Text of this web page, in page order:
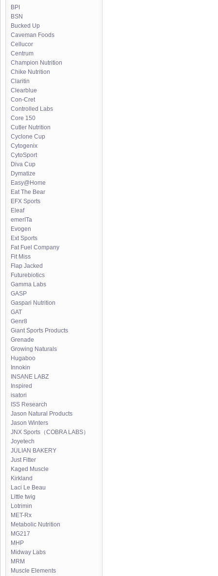
BPI
BSN
Bucked Up
Caveman Foods
Cellucor
Centrum
Champion Nutrition
Chike Nutrition
Claritin
Clearblue
Con-Cret
Controlled Labs
Core 150
Cutler Nutrition
Cyclone Cup
Cytogenix
CytoSport
Diva Cup
Dymatize
Easy@Home
Eat The Bear
EFX Sports
Eleaf
emerITa
Evogen
Ext Sports
Fat Fuel Company
Fit Miss
Flap Jacked
Futurebiotics
Gamma Labs
GASP
Gaspari Nutrition
GAT
Genr8
Giant Sports Products
Grenade
Growing Naturals
Hugaboo
Innokin
INSANE LABZ
Inspired
isatori
ISS Research
Jason Natural Products
Jason Winters
JNX Sports（COBRA LABS）
Joyetech
JULIAN BAKERY
Just Fitter
Kaged Muscle
Kirkland
Laci Le Beau
Little twig
Lotrimin
MET-Rx
Metabolic Nutrition
MG217
MHP
Midway Labs
MRM
Muscle Elements